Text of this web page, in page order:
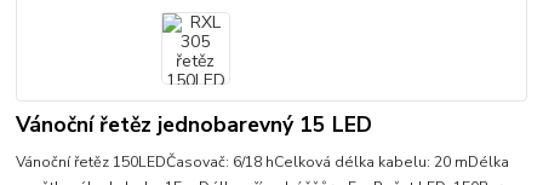
Vánoční řetěz jednobarevný 15 LED
Vánoční řetěz 150LEDČasovač: 6/18 hCelková délka kabelu: 20 mDélka